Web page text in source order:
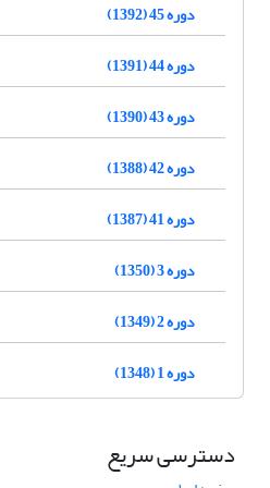
دوره 45 (1392)
دوره 44 (1391)
دوره 43 (1390)
دوره 42 (1388)
دوره 41 (1387)
دوره 3 (1350)
دوره 2 (1349)
دوره 1 (1348)
دسترسی سریع